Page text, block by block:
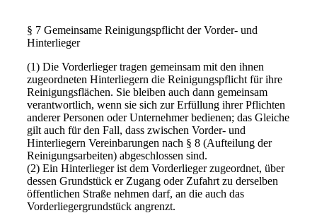
§ 7 Gemeinsame Reinigungspflicht der Vorder- und
Hinterlieger
(1) Die Vorderlieger tragen gemeinsam mit den ihnen
zugeordneten Hinterliegern die Reinigungspflicht für ihre
Reinigungsflächen. Sie bleiben auch dann gemeinsam
verantwortlich, wenn sie sich zur Erfüllung ihrer Pflichten
anderer Personen oder Unternehmer bedienen; das Gleiche
gilt auch für den Fall, dass zwischen Vorder- und
Hinterliegern Vereinbarungen nach § 8 (Aufteilung der
Reinigungsarbeiten) abgeschlossen sind.
(2) Ein Hinterlieger ist dem Vorderlieger zugeordnet, über
dessen Grundstück er Zugang oder Zufahrt zu derselben
öffentlichen Straße nehmen darf, an die auch das
Vorderliegergrundstück angrenzt.